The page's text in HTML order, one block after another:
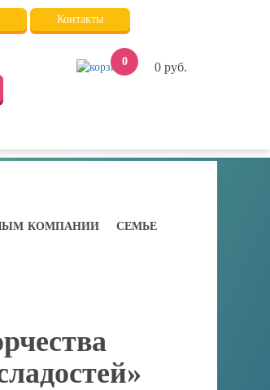
Контакты
0 0 руб.
КОМПАНИИ СЕМЬЕ